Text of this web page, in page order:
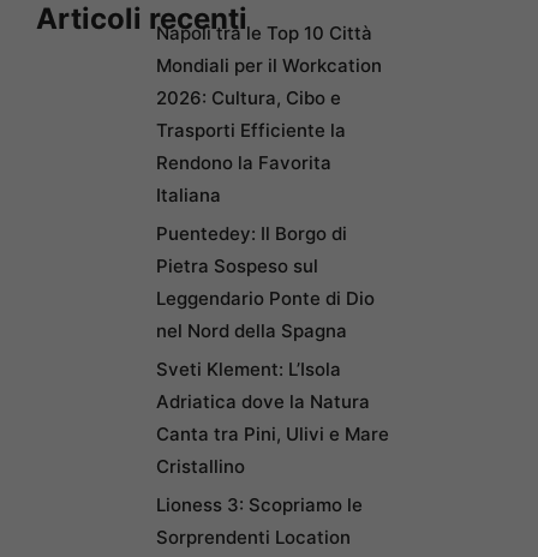
Articoli recentiNapoli tra le Top 10 Città
Mondiali per il Workcation
2026: Cultura, Cibo e
Trasporti Efficiente la
Rendono la Favorita
Italiana
Puentedey: Il Borgo di
Pietra Sospeso sul
Leggendario Ponte di Dio
nel Nord della Spagna
Sveti Klement: L’Isola
Adriatica dove la Natura
Canta tra Pini, Ulivi e Mare
Cristallino
Lioness 3: Scopriamo le
Sorprendenti Location